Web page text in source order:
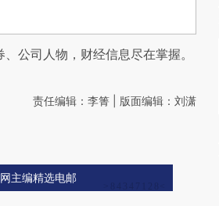
公司人物，财经信息尽在掌握。
责任编辑：李箐 | 版面编辑：刘潇
主编精选电邮